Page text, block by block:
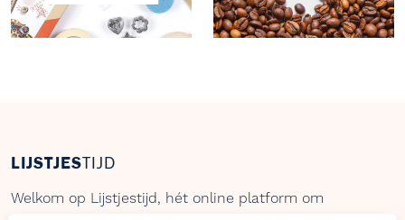
LIJSTJESTIJD
Welkom op Lijstjestijd, hét online platform om